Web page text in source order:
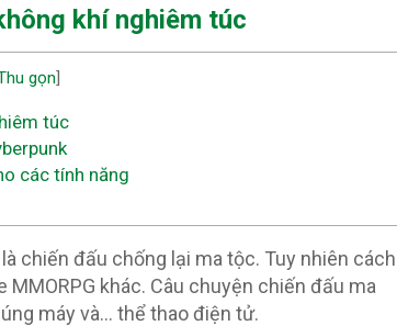
khí nghiêm túc
gọn]
túc
các tính năng
chiến đấu chống lại ma tộc. Tuy nhiên cách
khác. Câu chuyện chiến đấu ma
máy và… thể thao điện tử.